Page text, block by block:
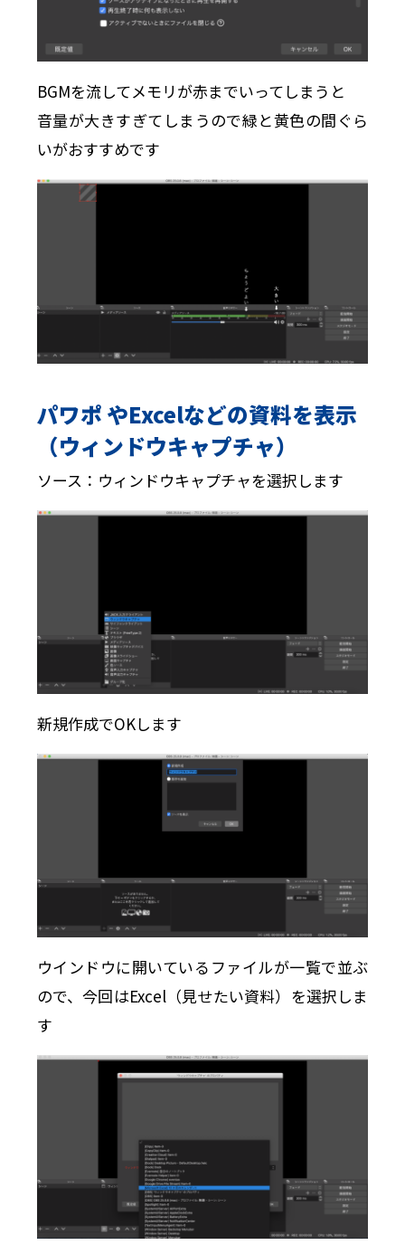
BGMを流してメモリが赤までいってしまうと
音量が大きすぎてしまうので緑と黄色の間ぐら
いがおすすめです
パワポ やExcelなどの資料を表示
（ウィンドウキャプチャ）
ソース：ウィンドウキャプチャを選択します
新規作成でOKします
ウインドウに開いているファイルが一覧で並ぶ
ので、今回はExcel（見せたい資料）を選択しま
す